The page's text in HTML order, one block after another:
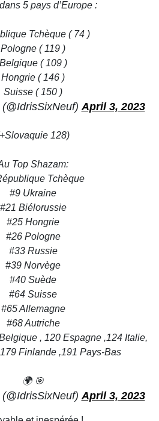
5 pays d’Europe :
Tchèque ( 74 )
Pologne ( 119 )
Belgique ( 109 )
Hongrie ( 146 )
Suisse ( 150 )
April 3, 2023
128)
Top Shazam:
Tchèque
#9 Ukraine
#21 Biélorussie
#25 Hongrie
#26 Pologne
#33 Russie
#39 Norvège
#40 Suède
#64 Suisse
#65 Allemagne
#68 Autriche
, 120 Espagne ,124 Italie,
Finlande ,191 Pays-Bas
🌍 🎯
April 3, 2023